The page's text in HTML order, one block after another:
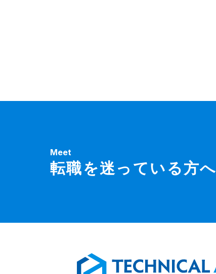
Meet
転職を迷っている方へ